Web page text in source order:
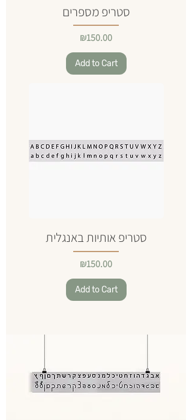
סטריפ מספרים
Price
₪150.00
Add to Cart
סטריפ אותיות באנגלית
Price
₪150.00
Add to Cart